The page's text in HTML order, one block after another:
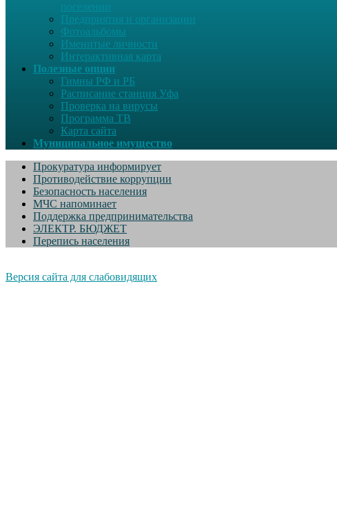
поселении
Предприятия и организации
Фотоальбомы
Именитые личности
Интерактивная карта
Полезные опции
Гимны РФ и РБ
Расписание станция Уфа
Проверка на вирусы
Программа ТВ
Карта сайта
Муниципальное имущество
Прокуратура информирует
Противодействие коррупции
Безопасность населения
МЧС напоминает
Поддержка предпринимательства
ЭЛЕКТР. БЮДЖЕТ
Перепись населения
Версия сайта для слабовидящих